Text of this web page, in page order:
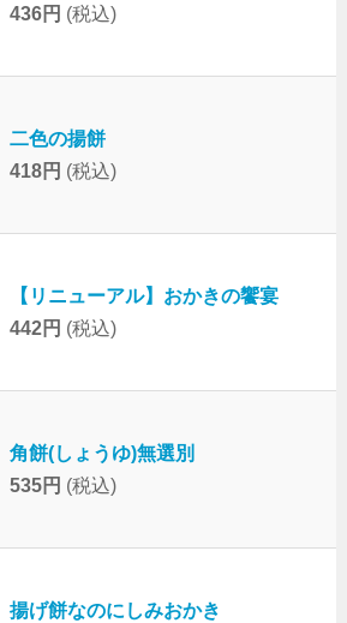
436円 (税込)
二色の揚餅
418円 (税込)
【リニューアル】おかきの饗宴
442円 (税込)
角餅(しょうゆ)無選別
535円 (税込)
揚げ餅なのにしみおかき